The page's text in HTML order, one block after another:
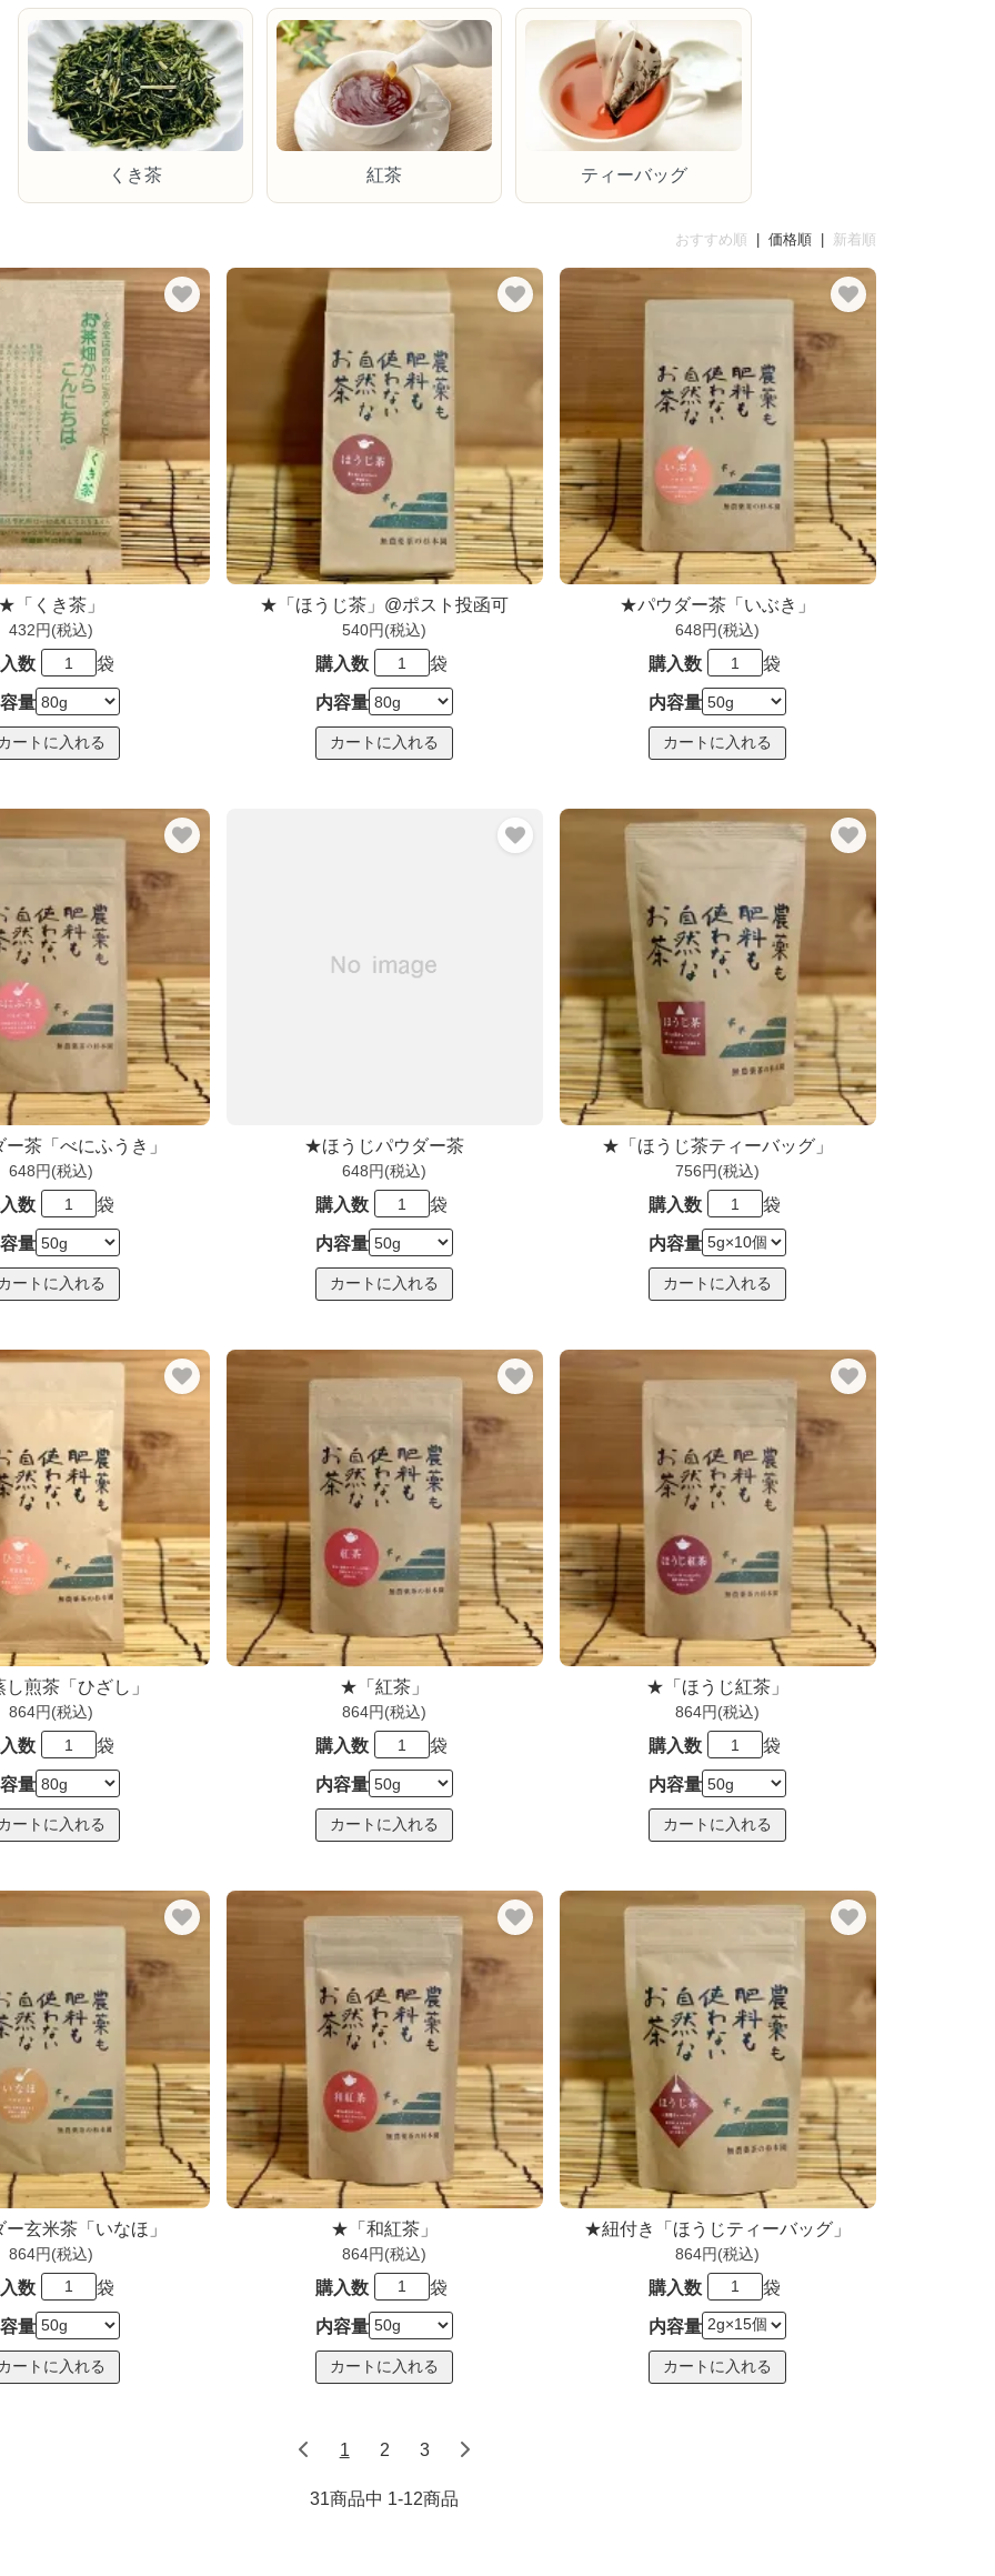
くき茶 紅茶 ティーバッグ
おすすめ順 | 価格順 | 新着順
「くき茶」
432円(税込)
数 袋
量
★「ほうじ茶」@ポスト投函可
540円(税込)
購入数 袋
内容量
★パウダー茶「いぶき」
648円(税込)
購入数 袋
内容量
茶「べにふうき」
648円(税込)
数 袋
量
★ほうじパウダー茶
648円(税込)
購入数 袋
内容量
★「ほうじ茶ティーバッグ」
756円(税込)
購入数 袋
内容量
煎茶「ひざし」
864円(税込)
数 袋
量
★「紅茶」
864円(税込)
購入数 袋
内容量
★「ほうじ紅茶」
864円(税込)
購入数 袋
内容量
玄米茶「いなほ」
864円(税込)
数 袋
量
★「和紅茶」
864円(税込)
購入数 袋
内容量
★紐付き「ほうじティーバッグ」
864円(税込)
購入数 袋
内容量
1 2 3
31商品中 1-12商品